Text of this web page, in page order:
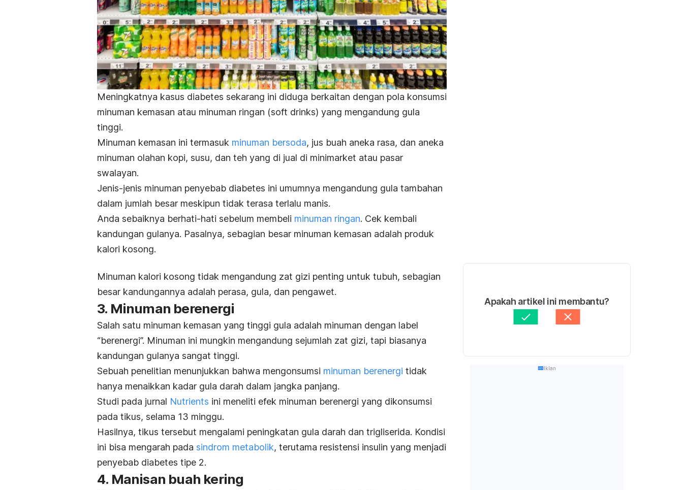
Meningkatnya kasus diabetes sekarang ini diduga berkaitan dengan pola konsumsi
minuman kemasan atau minuman ringan (soft drinks) yang mengandung gula
tinggi.
Minuman kemasan ini termasuk minuman bersoda, jus buah aneka rasa, dan aneka
minuman olahan kopi, susu, dan teh yang di jual di minimarket atau pasar
swalayan.
Jenis-jenis minuman penyebab diabetes ini umumnya mengandung gula tambahan
dalam jumlah besar meskipun tidak terasa terlalu manis.
Anda sebaiknya berhati-hati sebelum membeli minuman ringan. Cek kembali
kandungan gulanya. Pasalnya, sebagian besar minuman kemasan adalah produk
kalori kosong.
Minuman kalori kosong tidak mengandung zat gizi penting untuk tubuh, sebagian
besar kandungannya adalah perasa, gula, dan pengawet.
3. Minuman berenergi
Salah satu minuman kemasan yang tinggi gula adalah minuman dengan label
“berenergi”. Minuman ini mungkin mengandung sejumlah zat gizi, tapi biasanya
kandungan gulanya sangat tinggi.
Sebuah penelitian menunjukkan bahwa mengonsumsi minuman berenergi tidak
hanya menaikkan kadar gula darah dalam jangka panjang.
Studi pada jurnal Nutrients ini meneliti efek minuman berenergi yang dikonsumsi
pada tikus, selama 13 minggu.
Hasilnya, tikus tersebut mengalami peningkatan gula darah dan trigliserida. Kondisi
ini bisa mengarah pada sindrom metabolik, terutama resistensi insulin yang menjadi
penyebab diabetes tipe 2.
4. Manisan buah kering
Apakah artikel ini membantu?
Iklan